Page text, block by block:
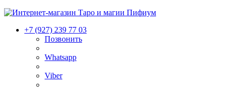
+7 (927) 239 77 03
Позвонить
Whatsapp
Viber